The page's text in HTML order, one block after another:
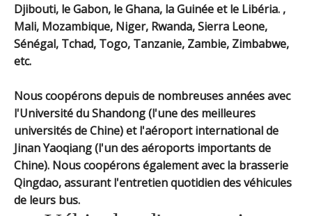
Djibouti, le Gabon, le Ghana, la Guinée et le Libéria. ,
Mali, Mozambique, Niger, Rwanda, Sierra Leone,
Sénégal, Tchad, Togo, Tanzanie, Zambie, Zimbabwe,
etc.
Nous coopérons depuis de nombreuses années avec
l'Université du Shandong (l'une des meilleures
universités de Chine) et l'aéroport international de
Jinan Yaoqiang (l'un des aéroports importants de
Chine). Nous coopérons également avec la brasserie
Qingdao, assurant l'entretien quotidien des véhicules
de leurs bus.